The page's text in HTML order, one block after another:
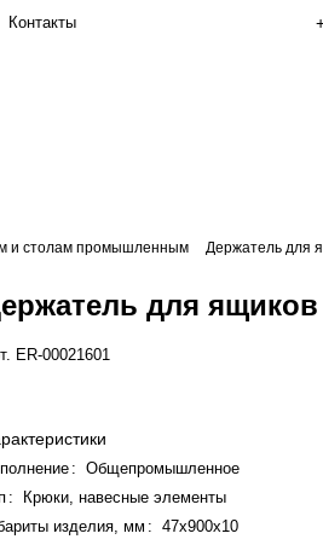
Контакты
и столам промышленным Держатель для
для ящиков
ER-00021601
:
Общепромышленное
:
Крюки, навесные элементы
изделия, мм :
47х900х10